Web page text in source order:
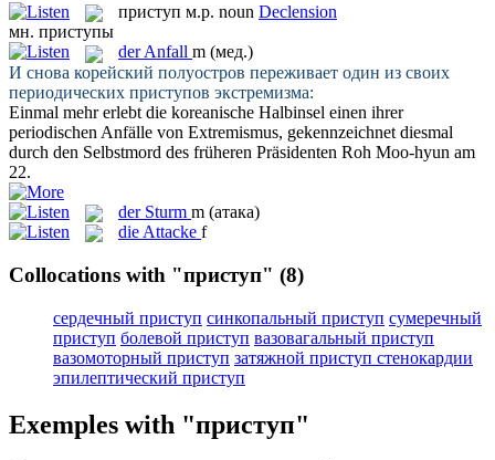
приступ м.р. noun Declension
мн. приступы
derAnfall m (мед.)
И снова корейский полуостров переживает один из своих
периодических приступов экстремизма:
Einmal mehr erlebt die koreanische Halbinsel einen ihrer
periodischen Anfälle von Extremismus, gekennzeichnet diesmal
durch den Selbstmord des früheren Präsidenten Roh Moo-hyun am
22.
der Sturm m (атака)
die Attacke f
Collocations with "приступ" (8)
сердечный приступ синкопальный приступ сумеречный
приступ болевой приступ вазовагальный приступ
вазомоторный приступ затяжной приступ стенокардии
эпилептический приступ
Exemples with "приступ"